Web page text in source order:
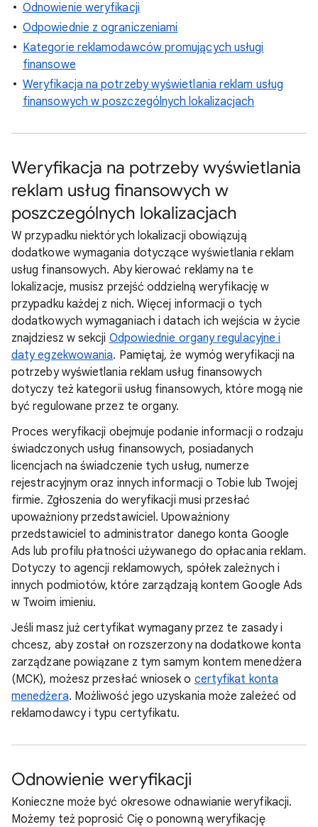
Odnowienie weryfikacji
Odpowiednie z ograniczeniami
Kategorie reklamodawców promujących usługi
finansowe
Weryfikacja na potrzeby wyświetlania reklam usług
finansowych w poszczególnych lokalizacjach
Weryfikacja na potrzeby wyświetlania
reklam usług finansowych w
poszczególnych lokalizacjach
W przypadku niektórych lokalizacji obowiązują
dodatkowe wymagania dotyczące wyświetlania reklam
usług finansowych. Aby kierować reklamy na te
lokalizacje, musisz przejść oddzielną weryfikację w
przypadku każdej z nich. Więcej informacji o tych
dodatkowych wymaganiach i datach ich wejścia w życie
znajdziesz w sekcji Odpowiednie organy regulacyjne i
daty egzekwowania. Pamiętaj, że wymóg weryfikacji na
potrzeby wyświetlania reklam usług finansowych
dotyczy też kategorii usług finansowych, które mogą nie
być regulowane przez te organy.
Proces weryfikacji obejmuje podanie informacji o rodzaju
świadczonych usług finansowych, posiadanych
licencjach na świadczenie tych usług, numerze
rejestracyjnym oraz innych informacji o Tobie lub Twojej
firmie. Zgłoszenia do weryfikacji musi przesłać
upoważniony przedstawiciel. Upoważniony
przedstawiciel to administrator danego konta Google
Ads lub profilu płatności używanego do opłacania reklam.
Dotyczy to agencji reklamowych, spółek zależnych i
innych podmiotów, które zarządzają kontem Google Ads
w Twoim imieniu.
Jeśli masz już certyfikat wymagany przez te zasady i
chcesz, aby został on rozszerzony na dodatkowe konta
zarządzane powiązane z tym samym kontem menedżera
(MCK), możesz przesłać wniosek o certyfikat konta
menedżera. Możliwość jego uzyskania może zależeć od
reklamodawcy i typu certyfikatu.
Odnowienie weryfikacji
Konieczne może być okresowe odnawianie weryfikacji.
Możemy też poprosić Cię o ponowną weryfikację